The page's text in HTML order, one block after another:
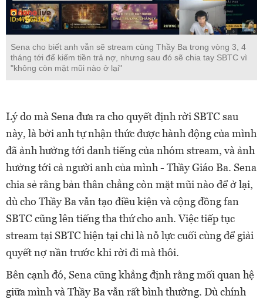
Sena cho biết anh vẫn sẽ stream cùng Thầy Ba trong vòng 3, 4
tháng tới để kiếm tiền trả nợ, nhưng sau đó sẽ chia tay SBTC vì
"không còn mặt mũi nào ở lại"
Lý do mà Sena đưa ra cho quyết định rời SBTC sau
này, là bởi anh tự nhận thức được hành động của mình
đã ảnh hưởng tới danh tiếng của nhóm stream, và ảnh
hưởng tới cả người anh của mình - Thầy Giáo Ba. Sena
chia sẻ rằng bản thân chẳng còn mặt mũi nào để ở lại,
dù cho Thầy Ba vẫn tạo điều kiện và cộng đồng fan
SBTC cũng lên tiếng tha thứ cho anh. Việc tiếp tục
stream tại SBTC hiện tại chỉ là nỗ lực cuối cùng để giải
quyết nợ nần trước khi rời đi mà thôi.
Bên cạnh đó, Sena cũng khẳng định rằng mối quan hệ
giữa mình và Thầy Ba vẫn rất bình thường. Dù chính